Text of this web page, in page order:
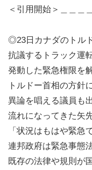
＜引用開始＞＿＿＿
◎23日カナダのトル
抗議するトラック運
発動した緊急権限を
トルドー首相の方針
異論を唱える議員も
流れになってきた矢
「状況はもはや緊急
連邦政府は緊急事態
既存の法律や規則が